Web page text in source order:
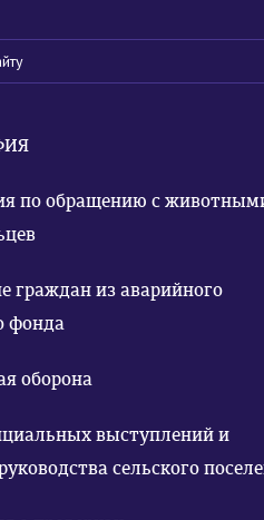
по обращению с
граждан из аварийного
фонда
оборона
выступлений и
сельского